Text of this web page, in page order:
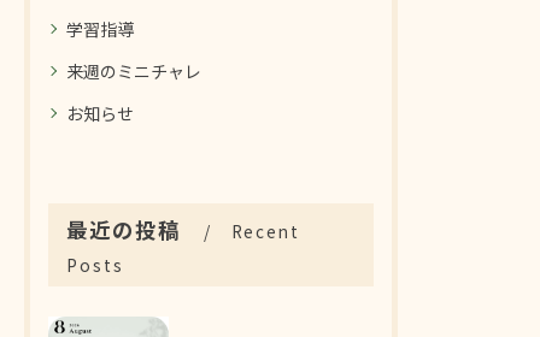
学習指導
来週のミニチャレ
お知らせ
最近の投稿
Recent
Posts